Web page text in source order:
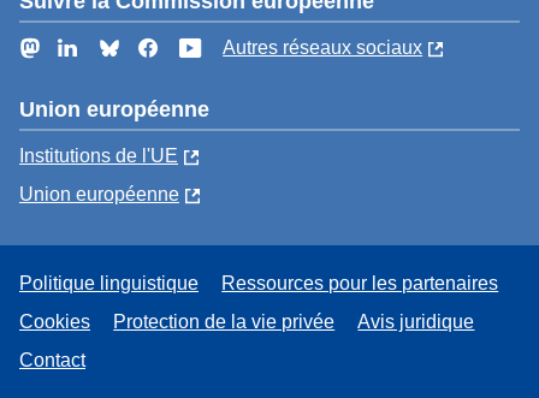
MastodonLinkedInBlueskyFacebookYouTube
Autres réseaux sociaux
Union européenne
Institutions de l'UE
Union européenne
Politique linguistique
Ressources pour les partenaires
Cookies
Protection de la vie privée
Avis juridique
Contact